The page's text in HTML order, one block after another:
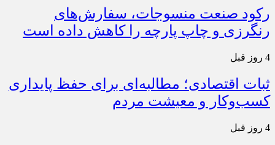
رکود صنعت منسوجات، سفارش‌های
رنگرزی و چاپ پارچه را کاهش داده است
4 روز قبل
ثبات اقتصادی؛ مطالبه‌ای برای حفظ پایداری
کسب‌وکار و معیشت مردم
4 روز قبل